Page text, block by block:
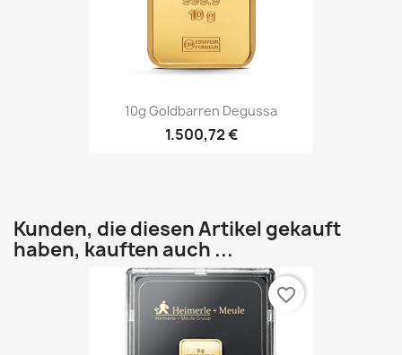
10g Goldbarren Degussa
1.500,72 €
Kunden, die diesen Artikel gekauft
haben, kauften auch ...
favorite_border